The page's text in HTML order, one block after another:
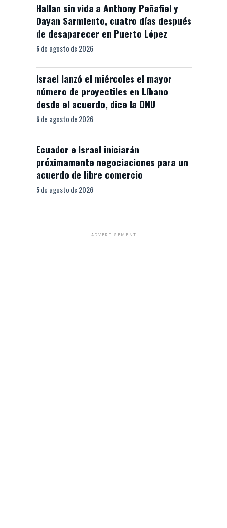
Hallan sin vida a Anthony Peñafiel y
Dayan Sarmiento, cuatro días después
de desaparecer en Puerto López
6 de agosto de 2026
Israel lanzó el miércoles el mayor
número de proyectiles en Líbano
desde el acuerdo, dice la ONU
6 de agosto de 2026
Ecuador e Israel iniciarán
próximamente negociaciones para un
acuerdo de libre comercio
5 de agosto de 2026
ADVERTISEMENT